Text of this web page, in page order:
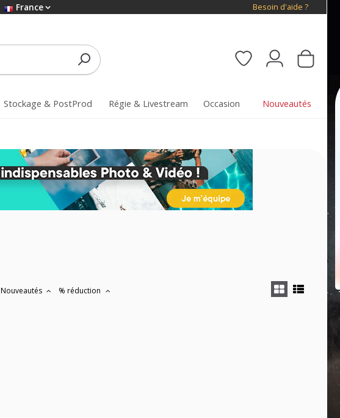
France Besoin d'aide ?
Stockage & PostProd Régie & Livestream Occasion Nouveautés
Nouveautés % réduction